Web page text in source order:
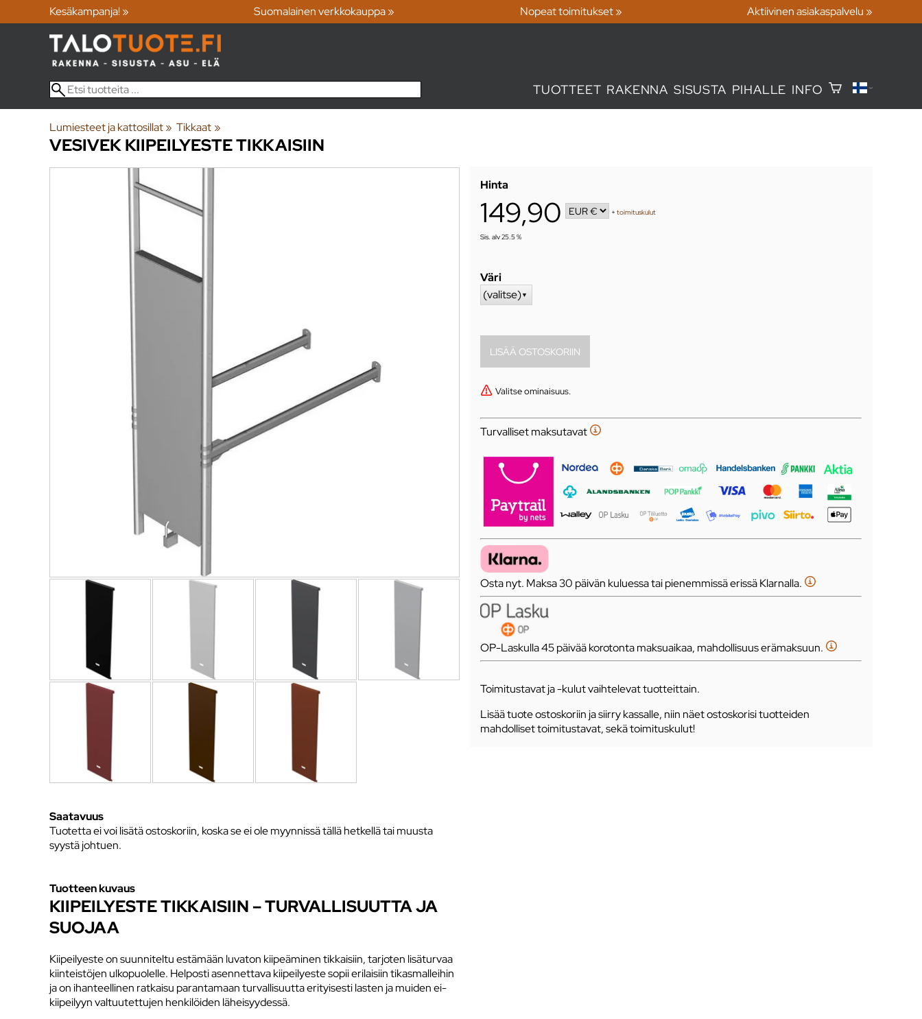
Kesäkampanja! » Suomalainen verkkokauppa » Nopeat toimitukset » Aktiivinen asiakaspalvelu »
TUOTTEET RAKENNA SISUSTA PIHALLE INFO
Lumiesteet ja kattosillat‪» Tikkaat ‪»
VESIVEKKIIPEILYESTE TIKKAISIIN
Hinta
149,90 +toimituskulut
Sis. alv 25.5 %
Väri
(valitse)▼
Valitse ominaisuus.
Turvalliset maksutavat
Osta nyt. Maksa 30 päivän kuluessa tai pienemmissä erissä Klarnalla.
OP-Laskulla 45 päivää korotonta maksuaikaa, mahdollisuus erämaksuun.
Toimitustavat ja -kulut vaihtelevat tuotteittain.
Lisää tuote ostoskoriin ja siirry kassalle, niin näet ostoskorisi tuotteiden
mahdolliset toimitustavat, sekä toimituskulut!
Saatavuus
Tuotetta ei voi lisätä ostoskoriin, koska se ei ole myynnissä tällä hetkellä tai muusta
syystä johtuen.
Tuotteen kuvaus
KIIPEILYESTE TIKKAISIIN – TURVALLISUUTTA JA
SUOJAA
Kiipeilyeste on suunniteltu estämään luvaton kiipeäminen tikkaisiin, tarjoten lisäturvaa
kiinteistöjen ulkopuolelle. Helposti asennettava kiipeilyeste sopii erilaisiin tikasmalleihin
ja on ihanteellinen ratkaisu parantamaan turvallisuutta erityisesti lasten ja muiden ei-
kiipeilyyn valtuutettujen henkilöiden läheisyydessä.